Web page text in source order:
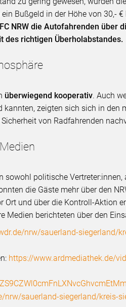
Bußgeld in der Höhe von 30,-
NRW die Autofahrenden über
des richtigen Überholabstandes.
überwiegend kooperativ. Auch
kannten, zeigten sich sich in den
von Radfahrenden
sowohl politische
die Gäste mehr über den
und über die Kontroll-Aktion
Medien berichteten über den
nrw/sauerland-siegerland/
https://www.ardmediathek.de/
nrw/sauerland-siegerland/kreis-